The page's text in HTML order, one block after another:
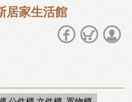
居家生活館